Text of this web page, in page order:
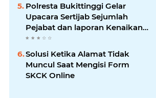
Polresta Bukittinggi Gelar
Upacara Sertijab Sejumlah
Pejabat dan laporan Kenaikan
Pangkat Pengabdian
Solusi Ketika Alamat Tidak
Muncul Saat Mengisi Form
SKCK Online